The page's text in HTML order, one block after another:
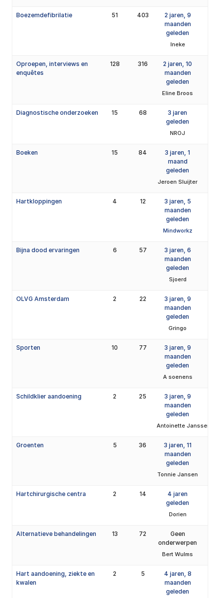
Boezemdefibrilatie 51 403
2 jaren, 9
maanden
geleden
Ineke
Oproepen, interviews en
enquêtes
128 316
2 jaren, 10
maanden
geleden
Eline Broos
Diagnostische onderzoeken 15 68
3 jaren
geleden
NROJ
Boeken 15 84
3 jaren, 1
maand
geleden
Jeroen Sluijter
Hartkloppingen 4 12
3 jaren, 5
maanden
geleden
Mindworkz
Bijna dood ervaringen 6 57
3 jaren, 6
maanden
geleden
Sjoerd
OLVG Amsterdam 2 22
3 jaren, 9
maanden
geleden
Gringo
Sporten 10 77
3 jaren, 9
maanden
geleden
A soenens
Schildklier aandoening 2 25
3 jaren, 9
maanden
geleden
Antoinette Janssen
Groenten 5 36
3 jaren, 11
maanden
geleden
Tonnie Jansen
Hartchirurgische centra 2 14
4 jaren
geleden
Dorien
Alternatieve behandelingen 13 72
Geen
onderwerpen
Bert Wulms
Hart aandoening, ziekte en
kwalen
2 5
4 jaren, 8
maanden
geleden